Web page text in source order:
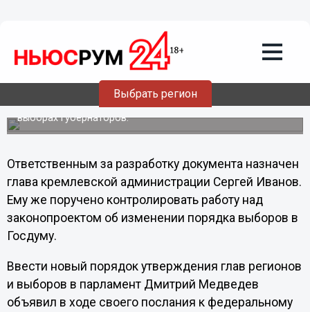
Выбрать регион
Медведев назвал крайний срок
разработки закона о выборах
Президент РФ Дмитрий Медведев поручил в срок до 15
февраля внести в Госдуму законопроект о прямых
выборах губернаторов.
Ответственным за разработку документа назначен
глава кремлевской администрации Сергей Иванов.
Ему же поручено контролировать работу над
законопроектом об изменении порядка выборов в
Госдуму.
Ввести новый порядок утверждения глав регионов
и выборов в парламент Дмитрий Медведев
объявил в ходе своего послания к федеральному